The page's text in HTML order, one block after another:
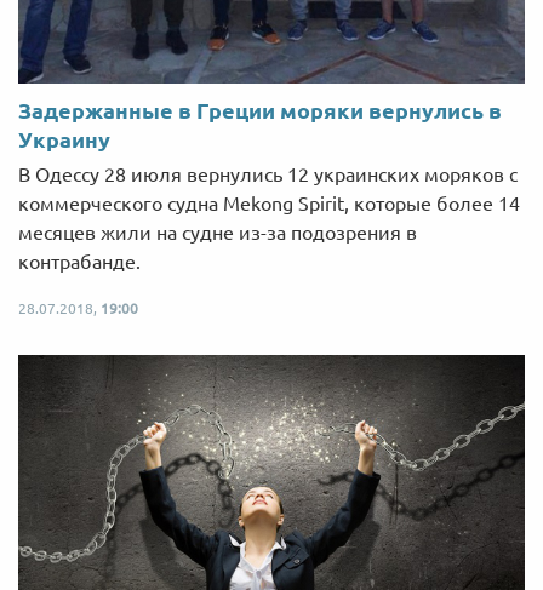
Задержанные в Греции моряки вернулись в
Украину
В Одессу 28 июля вернулись 12 украинских моряков с
коммерческого судна Mekong Spirit, которые более 14
месяцев жили на судне из-за подозрения в
контрабанде.
28.07.2018, 19:00